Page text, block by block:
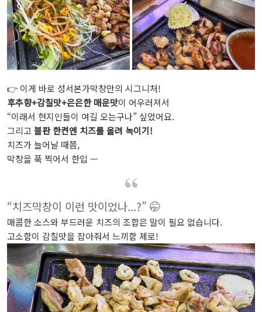
👉 이게 바로 성서본가막창만의 시그니처!
후추향+감칠맛+은은한 매운맛이 어우러져서
“이래서 현지인들이 여길 오는구나” 싶었어요.
그리고불판 한켠엔 치즈를 올려 녹이기!
치즈가 늘어날 때쯤,
막창을 푹 찍어서 한입 —
“치즈막창이 이런 맛이었나...?” 🤭
매콤한 소스와 부드러운 치즈의 조합은 말이 필요 없습니다.
고소함이 감칠맛을 잡아줘서 느끼함 제로!